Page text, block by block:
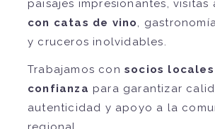
paisajes impresionantes, visitas
con catas de vino,
y cruceros inolvidables.
Trabajamos con socios locales
confianza para garantizar
autenticidad y apoyo a la